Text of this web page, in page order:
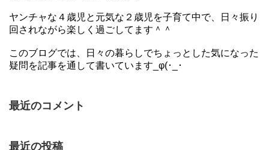
ヤンチャな４歳児と元気な２歳児を子育て中で、日々振り
回されながら楽しく過ごしてます＾＾
このブログでは、日々の暮らしでちょっとした気になった
疑問を記事を通して書いています_φ(･_･
最近のコメント
最近の投稿